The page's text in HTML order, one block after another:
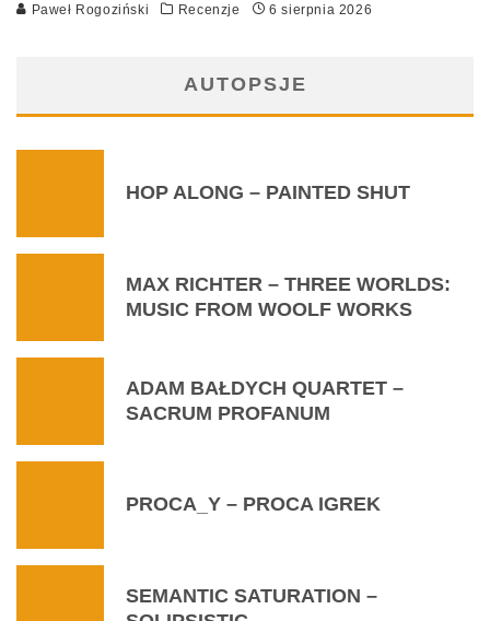
Paweł Rogoziński Recenzje 6 sierpnia 2026
AUTOPSJE
HOP ALONG – PAINTED SHUT
MAX RICHTER – THREE WORLDS:
MUSIC FROM WOOLF WORKS
ADAM BAŁDYCH QUARTET –
SACRUM PROFANUM
PROCA_Y – PROCA IGREK
SEMANTIC SATURATION –